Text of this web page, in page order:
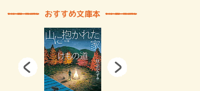
おすすめ文庫本